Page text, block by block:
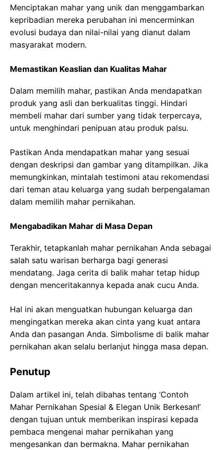
Menciptakan mahar yang unik dan menggambarkan
kepribadian mereka perubahan ini mencerminkan
evolusi budaya dan nilai-nilai yang dianut dalam
masyarakat modern.
Memastikan Keaslian dan Kualitas Mahar
Dalam memilih mahar, pastikan Anda mendapatkan
produk yang asli dan berkualitas tinggi. Hindari
membeli mahar dari sumber yang tidak terpercaya,
untuk menghindari penipuan atau produk palsu.
Pastikan Anda mendapatkan mahar yang sesuai
dengan deskripsi dan gambar yang ditampilkan. Jika
memungkinkan, mintalah testimoni atau rekomendasi
dari teman atau keluarga yang sudah berpengalaman
dalam memilih mahar pernikahan.
Mengabadikan Mahar di Masa Depan
Terakhir, tetapkanlah mahar pernikahan Anda sebagai
salah satu warisan berharga bagi generasi
mendatang. Jaga cerita di balik mahar tetap hidup
dengan menceritakannya kepada anak cucu Anda.
Hal ini akan menguatkan hubungan keluarga dan
mengingatkan mereka akan cinta yang kuat antara
Anda dan pasangan Anda. Simbolisme di balik mahar
pernikahan akan selalu berlanjut hingga masa depan.
Penutup
Dalam artikel ini, telah dibahas tentang ‘Contoh
Mahar Pernikahan Spesial & Elegan Unik Berkesan!’
dengan tujuan untuk memberikan inspirasi kepada
pembaca mengenai mahar pernikahan yang
mengesankan dan bermakna. Mahar pernikahan